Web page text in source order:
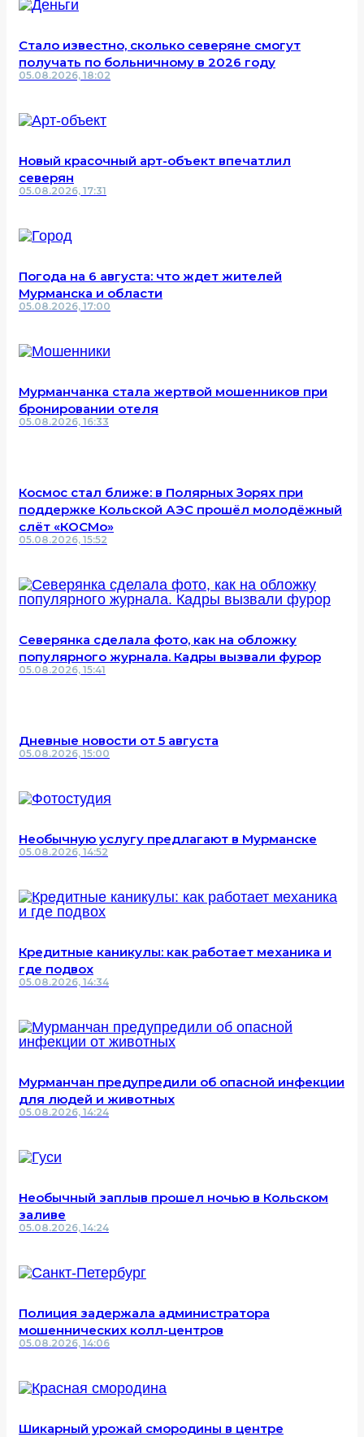
Стало известно, сколько северяне смогут
получать по больничному в 2026 году
05.08.2026, 18:02
Новый красочный арт-объект впечатлил
северян
05.08.2026, 17:31
Погода на 6 августа: что ждет жителей
Мурманска и области
05.08.2026, 17:00
Мурманчанка стала жертвой мошенников при
бронировании отеля
05.08.2026, 16:33
Космос стал ближе: в Полярных Зорях при
поддержке Кольской АЭС прошёл молодёжный
слёт «КОСМо»
05.08.2026, 15:52
Северянка сделала фото, как на обложку
популярного журнала. Кадры вызвали фурор
05.08.2026, 15:41
Дневные новости от 5 августа
05.08.2026, 15:00
Необычную услугу предлагают в Мурманске
05.08.2026, 14:52
Кредитные каникулы: как работает механика и
где подвох
05.08.2026, 14:34
Мурманчан предупредили об опасной инфекции
для людей и животных
05.08.2026, 14:24
Необычный заплыв прошел ночью в Кольском
заливе
05.08.2026, 14:24
Полиция задержала администратора
мошеннических колл-центров
05.08.2026, 14:06
Шикарный урожай смородины в центре